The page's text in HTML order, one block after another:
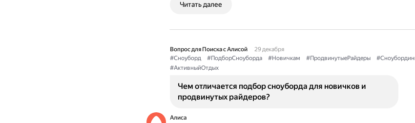
Читать далее
Вопрос для Поиска с Алисой
29 декабря
#Сноуборд
#ПодборСноуборда #Новичкам #ПродвинутыеРайдеры
#АктивныйОтдых
Чем отличается подбор сноуборда для новичков и
продвинутых райдеров?
Алиса